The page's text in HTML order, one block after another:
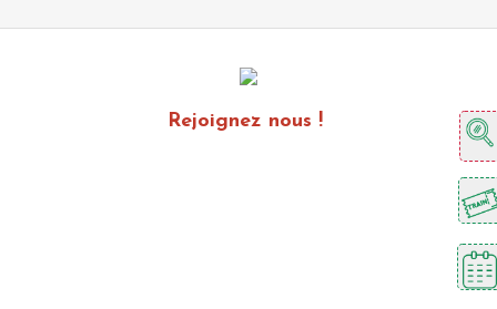
Rejoignez nous !